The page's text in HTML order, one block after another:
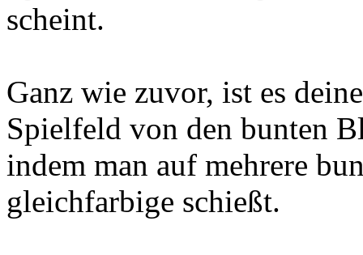
scheint.
Ganz wie zuvor, ist es
Spielfeld von den bunten
indem man auf mehrere
gleichfarbige schießt.